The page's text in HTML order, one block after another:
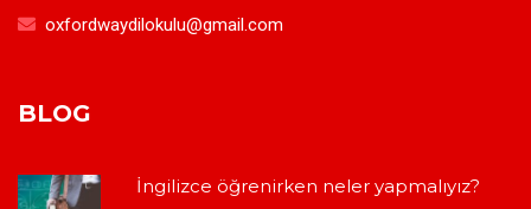
oxfordwaydilokulu@gmail.com
BLOG
İngilizce öğrenirken neler yapmalıyız?